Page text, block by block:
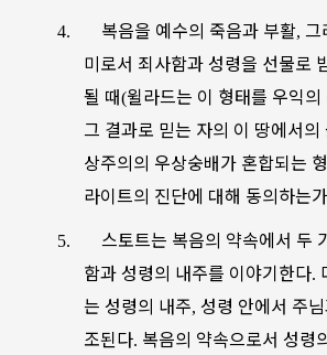
4. 복음을 예수의 죽음과 부활, 그
미로서 죄사함과성령을 선물로
될 때(윌라드는 이 형태를 우익의
그 결과로 믿는 자의 이 땅에서의
상주의의 우상숭배가 혼합되는
라이트의 진단에 대해 동의하는가
5. 스토트는 복음의 약속에서 두
함과성령의 내주를 이야기한다.
는 성령의 내주, 성령 안에서 주
조된다. 복음의 약속으로서 성령